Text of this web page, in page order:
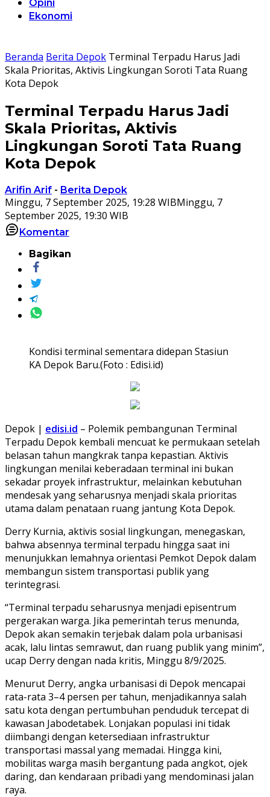
Opini
Ekonomi
Beranda Berita Depok Terminal Terpadu Harus Jadi
Skala Prioritas, Aktivis Lingkungan Soroti Tata Ruang
Kota Depok
Terminal Terpadu Harus Jadi
Skala Prioritas, Aktivis
Lingkungan Soroti Tata Ruang
Kota Depok
Arifin Arif - Berita Depok
Minggu, 7 September 2025, 19:28 WIBMinggu, 7
September 2025, 19:30 WIB
Komentar
Bagikan
Kondisi terminal sementara didepan Stasiun
KA Depok Baru.(Foto : Edisi.id)
Depok | edisi.id – Polemik pembangunan Terminal
Terpadu Depok kembali mencuat ke permukaan setelah
belasan tahun mangkrak tanpa kepastian. Aktivis
lingkungan menilai keberadaan terminal ini bukan
sekadar proyek infrastruktur, melainkan kebutuhan
mendesak yang seharusnya menjadi skala prioritas
utama dalam penataan ruang jantung Kota Depok.
Derry Kurnia, aktivis sosial lingkungan, menegaskan,
bahwa absennya terminal terpadu hingga saat ini
menunjukkan lemahnya orientasi Pemkot Depok dalam
membangun sistem transportasi publik yang
terintegrasi.
“Terminal terpadu seharusnya menjadi episentrum
pergerakan warga. Jika pemerintah terus menunda,
Depok akan semakin terjebak dalam pola urbanisasi
acak, lalu lintas semrawut, dan ruang publik yang minim”,
ucap Derry dengan nada kritis, Minggu 8/9/2025.
Menurut Derry, angka urbanisasi di Depok mencapai
rata-rata 3–4 persen per tahun, menjadikannya salah
satu kota dengan pertumbuhan penduduk tercepat di
kawasan Jabodetabek. Lonjakan populasi ini tidak
diimbangi dengan ketersediaan infrastruktur
transportasi massal yang memadai. Hingga kini,
mobilitas warga masih bergantung pada angkot, ojek
daring, dan kendaraan pribadi yang mendominasi jalan
raya.